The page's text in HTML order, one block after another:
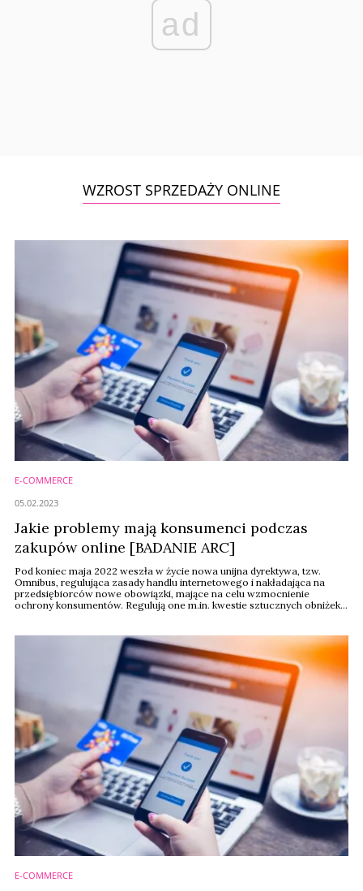
ad
WZROST SPRZEDAŻY ONLINE
E-COMMERCE
Jakie problemy mają konsumenci podczas
zakupów online [BADANIE ARC]
Pod koniec maja 2022 weszła w życie nowa unijna dyrektywa, tzw.
Omnibus, regulująca zasady handlu internetowego i nakładająca na
przedsiębiorców nowe obowiązki, mające na celu wzmocnienie
ochrony konsumentów. Regulują one m.in. kwestie sztucznych obniżek,
prawa jest na etapie prac rządowych. Czy ...
05.02.2023
E-COMMERCE